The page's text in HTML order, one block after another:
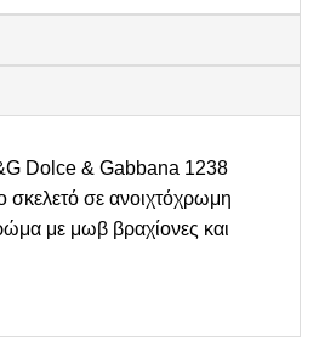
Dolce & Gabbana 1238
σκελετό σε ανοιχτόχρωμη
με μωβ βραχίονες και